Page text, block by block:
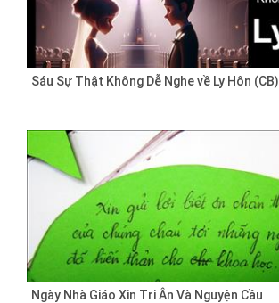
Sáu Sự Thật Không Dễ Nghe về Ly Hôn (CB)
Ngày Nhà Giáo Xin Tri Ân Và Nguyện Cầu